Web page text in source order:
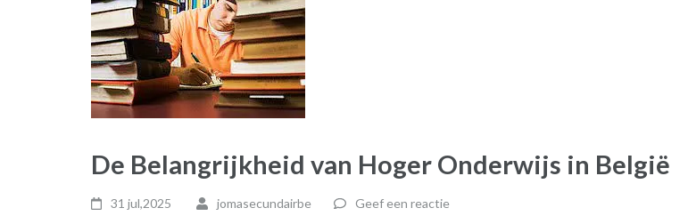
De Belangrijkheid van Hoger Onderwijs in België
31 jul,2025 jomasecundairbe Geef een reactie